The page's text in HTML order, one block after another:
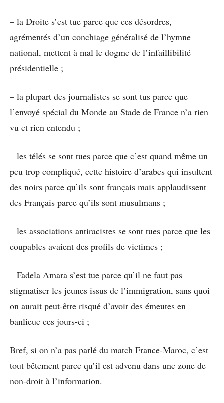
– la Droite s’est tue parce que ces désordres,
agrémentés d’un conchiage généralisé de l’hymne
national, mettent à mal le dogme de l’infaillibilité
présidentielle ;
– la plupart des journalistes se sont tus parce que
l’envoyé spécial du Monde au Stade de France n’a rien
vu et rien entendu ;
– les télés se sont tues parce que c’est quand même un
peu trop compliqué, cette histoire d’arabes qui insultent
des noirs parce qu’ils sont français mais applaudissent
des Français parce qu’ils sont musulmans ;
– les associations antiracistes se sont tues parce que les
coupables avaient des profils de victimes ;
– Fadela Amara s’est tue parce qu’il ne faut pas
stigmatiser les jeunes issus de l’immigration, sans quoi
on aurait peut-être risqué d’avoir des émeutes en
banlieue ces jours-ci ;
Bref, si on n’a pas parlé du match France-Maroc, c’est
tout bêtement parce qu’il est advenu dans une zone de
non-droit à l’information.